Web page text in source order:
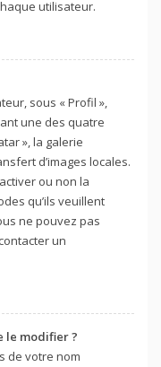
utilisateur.
sous « Profil »,
une des quatre
», la galerie
d’images locales.
ou non la
qu’ils veuillent
ne pouvez pas
un
le modifier ?
de votre nom